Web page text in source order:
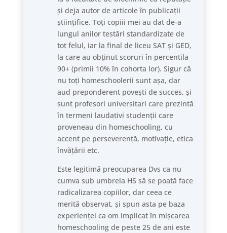
și deja autor de articole în publicații
științifice. Toți copiii mei au dat de-a
lungul anilor testări standardizate de
tot felul, iar la final de liceu SAT și GED,
la care au obținut scoruri în percentila
90+ (primii 10% în cohorta lor). Sigur că
nu toți homeschoolerii sunt așa, dar
aud preponderent povești de succes, și
sunt profesori universitari care prezintă
în termeni laudativi studenții care
proveneau din homeschooling, cu
accent pe perseverență, motivație, etica
învățării etc.
Este legitimă preocuparea Dvs ca nu
cumva sub umbrela HS să se poată face
radicalizarea copiilor, dar ceea ce
merită observat, și spun asta pe baza
experienței ca om implicat în mișcarea
homeschooling de peste 25 de ani este